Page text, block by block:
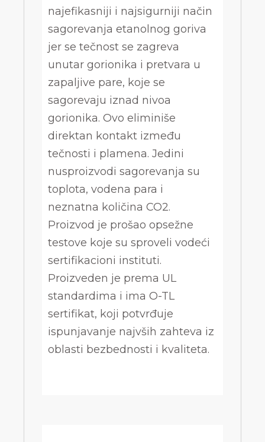
najefikasniji i najsigurniji način
sagorevanja etanolnog goriva
jer se tečnost se zagreva
unutar gorionika i pretvara u
zapaljive pare, koje se
sagorevaju iznad nivoa
gorionika. Ovo eliminiše
direktan kontakt između
tečnosti i plamena. Jedini
nusproizvodi sagorevanja su
toplota, vodena para i
neznatna količina CO2.
Proizvod je prošao opsežne
testove koje su sproveli vodeći
sertifikacioni instituti.
Proizveden je prema UL
standardima i ima O-TL
sertifikat, koji potvrđuje
ispunjavanje najvših zahteva iz
oblasti bezbednosti i kvaliteta.